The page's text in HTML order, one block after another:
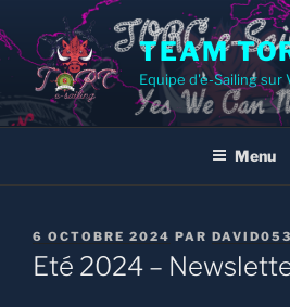
au
contenu
principal
TEAM
Equipe d'e-Sailing sur
Menu
PUBLIÉ
LE
6 OCTOBRE 2024 PAR
Eté 2024 –